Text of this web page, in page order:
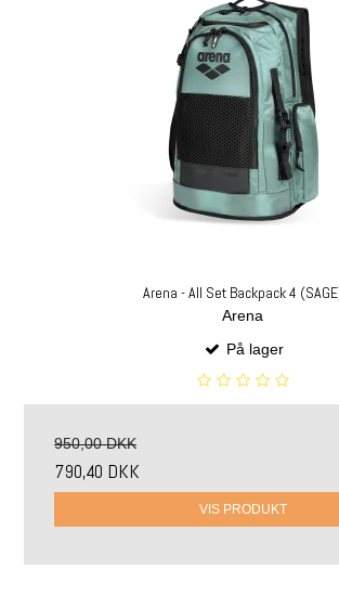
Arena - All Set Backpack 4
Arena
På lager
950,00 DKK
790,40 DKK
VIS PRODUKT